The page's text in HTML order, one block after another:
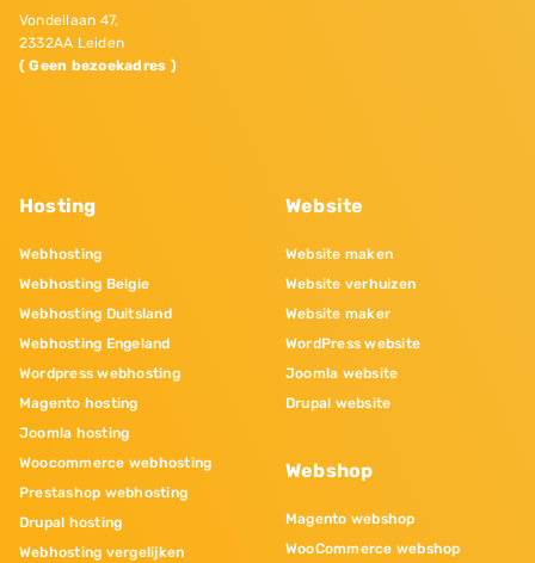
Vondellaan 47,
2332AA Leiden
( Geen bezoekadres )
Hosting
Webhosting
Webhosting Belgie
Webhosting Duitsland
Webhosting Engeland
Wordpress webhosting
Magento hosting
Joomla hosting
Woocommerce webhosting
Prestashop webhosting
Drupal hosting
Webhosting vergelijken
Website
Website maken
Website verhuizen
Website maker
WordPress website
Joomla website
Drupal website
Webshop
Magento webshop
WooCommerce webshop